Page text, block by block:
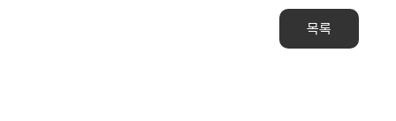
목록